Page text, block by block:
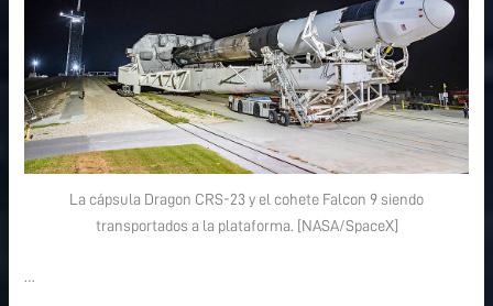
La cápsula Dragon CRS-23 y el cohete Falcon 9 siendo
transportados a la plataforma. [NASA/SpaceX]
…